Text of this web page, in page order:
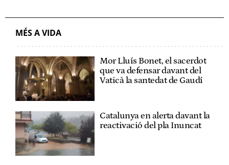
MÉS A VIDA
Mor Lluís Bonet, el sacerdot
que va defensar davant del
Vaticà la santedat de Gaudí
Catalunya en alerta davant la
reactivació del pla Inuncat